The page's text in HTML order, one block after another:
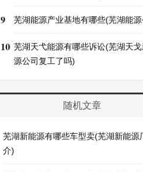
9 芜湖能源产业基地有哪些(芜湖能
10 芜湖天弋能源有哪些诉讼(芜湖天
源公司复工了吗)
随机文章
芜湖新能源有哪些车型卖(芜湖新能源
介)